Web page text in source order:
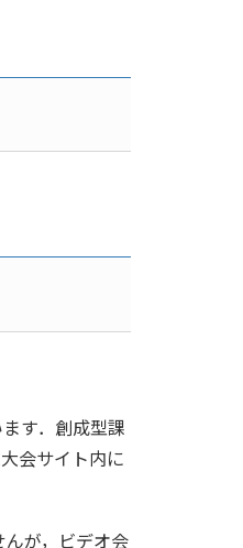
す．創成型課
会サイト内に
が，ビデオ会